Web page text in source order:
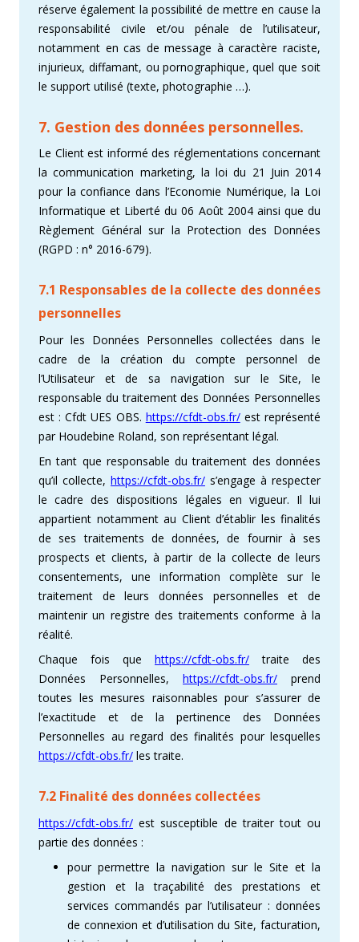
réserve également la possibilité de mettre en cause la
responsabilité civile et/ou pénale de l’utilisateur,
notamment en cas de message à caractère raciste,
injurieux, diffamant, ou pornographique, quel que soit
le support utilisé (texte, photographie …).
7. Gestion des données personnelles.
Le Client est informé des réglementations concernant
la communication marketing, la loi du 21 Juin 2014
pour la confiance dans l’Economie Numérique, la Loi
Informatique et Liberté du 06 Août 2004 ainsi que du
Règlement Général sur la Protection des Données
(RGPD : n° 2016-679).
7.1 Responsables de la collecte des données
personnelles
Pour les Données Personnelles collectées dans le
cadre de la création du compte personnel de
l’Utilisateur et de sa navigation sur le Site, le
responsable du traitement des Données Personnelles
est : Cfdt UES OBS. https://cfdt-obs.fr/est représenté
par Houdebine Roland, son représentant légal.
En tant que responsable du traitement des données
qu’il collecte, https://cfdt-obs.fr/ s’engage à respecter
le cadre des dispositions légales en vigueur. Il lui
appartient notamment au Client d’établir les finalités
de ses traitements de données, de fournir à ses
prospects et clients, à partir de la collecte de leurs
consentements, une information complète sur le
traitement de leurs données personnelles et de
maintenir un registre des traitements conforme à la
réalité.
Chaque fois que https://cfdt-obs.fr/ traite des
Données Personnelles, https://cfdt-obs.fr/ prend
toutes les mesures raisonnables pour s’assurer de
l’exactitude et de la pertinence des Données
Personnelles au regard des finalités pour lesquelles
https://cfdt-obs.fr/ les traite.
7.2 Finalité des données collectées
https://cfdt-obs.fr/ est susceptible de traiter tout ou
partie des données :
pour permettre la navigation sur le Site et la
gestion et la traçabilité des prestations et
services commandés par l’utilisateur : données
de connexion et d’utilisation du Site, facturation,